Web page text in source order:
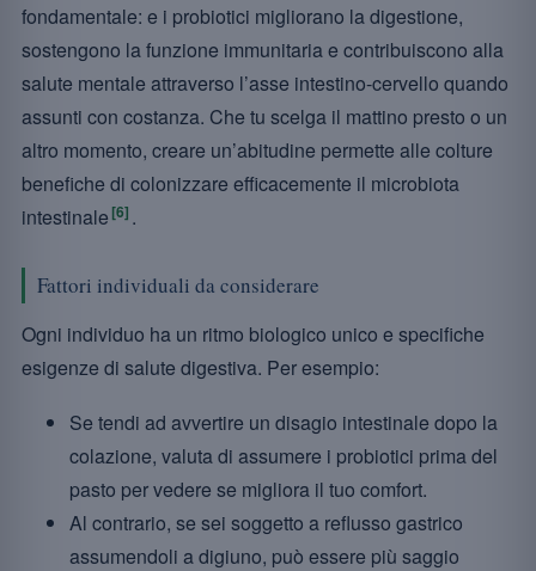
fondamentale: e i probiotici migliorano la digestione,
sostengono la funzione immunitaria e contribuiscono alla
salute mentale attraverso l’asse intestino-cervello quando
assunti con costanza. Che tu scelga il mattino presto o un
altro momento, creare un’abitudine permette alle colture
benefiche di colonizzare efficacemente il microbiota
intestinale [6] .
Fattori individuali da considerare
Ogni individuo ha un ritmo biologico unico e specifiche
esigenze di salute digestiva. Per esempio:
Se tendi ad avvertire un disagio intestinale dopo la
colazione, valuta di assumere i probiotici prima del
pasto per vedere se migliora il tuo comfort.
Al contrario, se sei soggetto a reflusso gastrico
assumendoli a digiuno, può essere più saggio